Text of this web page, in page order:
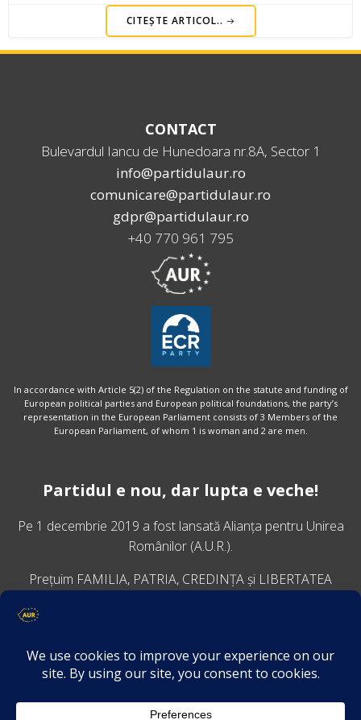
CITEȘTE ARTICOL..
CONTACT
Bulevardul Iancu de Hunedoara nr.8A, Sector 1
info@partidulaur.ro
comunicare@partidulaur.ro
gdpr@partidulaur.ro
+40 770 961 795
In accordance with Article 5(2) of the Regulation on the statute and funding of
European political parties and European political foundations, the party’s
representation in the European Parliament consists of 3 Members of the
European Parliament, of whom 1 is woman and 2 are men.
Partidul e nou, dar lupta e veche!
Pe 1 decembrie 2019 a fost lansatăAlianța pentru Unirea
Românilor (A.U.R.).
Prețuim FAMILIA, PATRIA, CREDINȚA și LIBERTATEA
VINO ALĂTURI DE NOI
Descarcă aplicația Platforma AUR